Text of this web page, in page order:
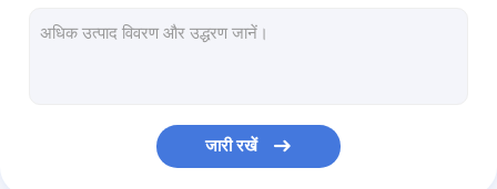
जारी रखें